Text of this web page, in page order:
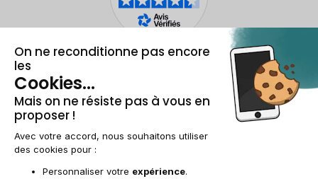
Mentions légales et CGUGestion des cookies
Conditions générales de vente
AccessibilitéPlan du site